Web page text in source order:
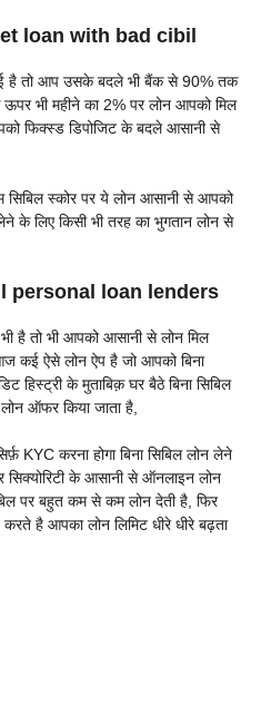
loan with bad cibil
है तो आप उसके बदले भी बैंक से 90% तक
भी महीने का 2% पर लोन आपको मिल
फिक्स्ड डिपोजिट के बदले आसानी से
स्कोर पर ये लोन आसानी से आपको
के लिए किसी भी तरह का भुगतान लोन से
personal loan lenders
है तो भी आपको आसानी से लोन मिल
कई ऐसे लोन ऐप है जो आपको बिना
के मुताबिक़ घर बैठे बिना सिबिल
ऑफर किया जाता है,
KYC करना होगा बिना सिबिल लोन लेने
सिक्योरिटी के आसानी से ऑनलाइन लोन
पर बहुत कम से कम लोन देती है, फिर
है आपका लोन लिमिट धीरे धीरे बढ़ता